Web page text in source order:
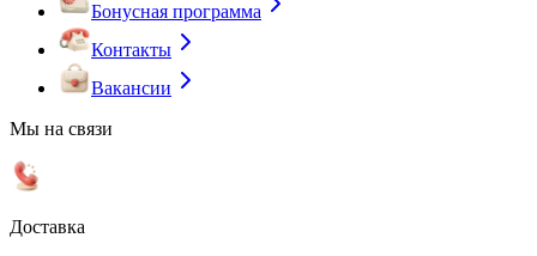
Бонусная программа
Контакты
Вакансии
Мы на связи
Доставка